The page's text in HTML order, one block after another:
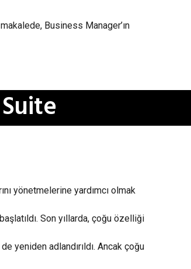
Business Manager’ın
yönetmelerine yardımcı olmak
Son yıllarda, çoğu özelliği
yeniden adlandırıldı. Ancak çoğu